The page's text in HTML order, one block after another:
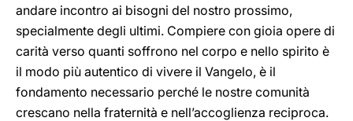
andare incontro ai bisogni del nostro prossimo,
specialmente degli ultimi. Compiere con gioia opere di
carità verso quanti soffrono nel corpo e nello spirito è
il modo più autentico di vivere il Vangelo, è il
fondamento necessario perché le nostre comunità
crescano nella fraternità e nell’accoglienza reciproca.